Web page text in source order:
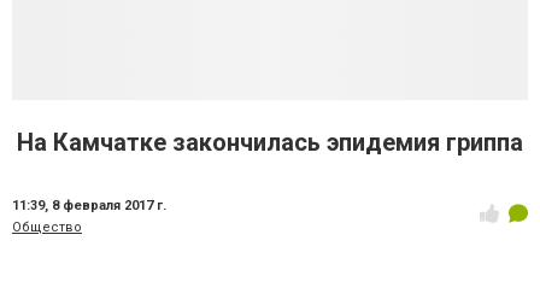
На Камчатке закончилась эпидемия гриппа
11:39, 8 февраля 2017 г.
Общество